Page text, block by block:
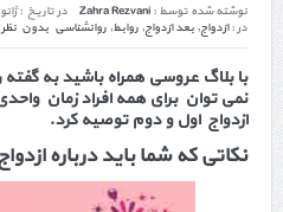
نوشته شده توسط : Zahra Rezvani در تاریخ :ژانویه
در :ازدواج, بعد ازدواج, روابط, روانشناسی بدون نظر
با بلاگ عروسی همراه باشید به
نمی توان برای همه افراد زمان
ازدواج اول و دوم توصیه کرد.
نکاتی که شما باید درباره